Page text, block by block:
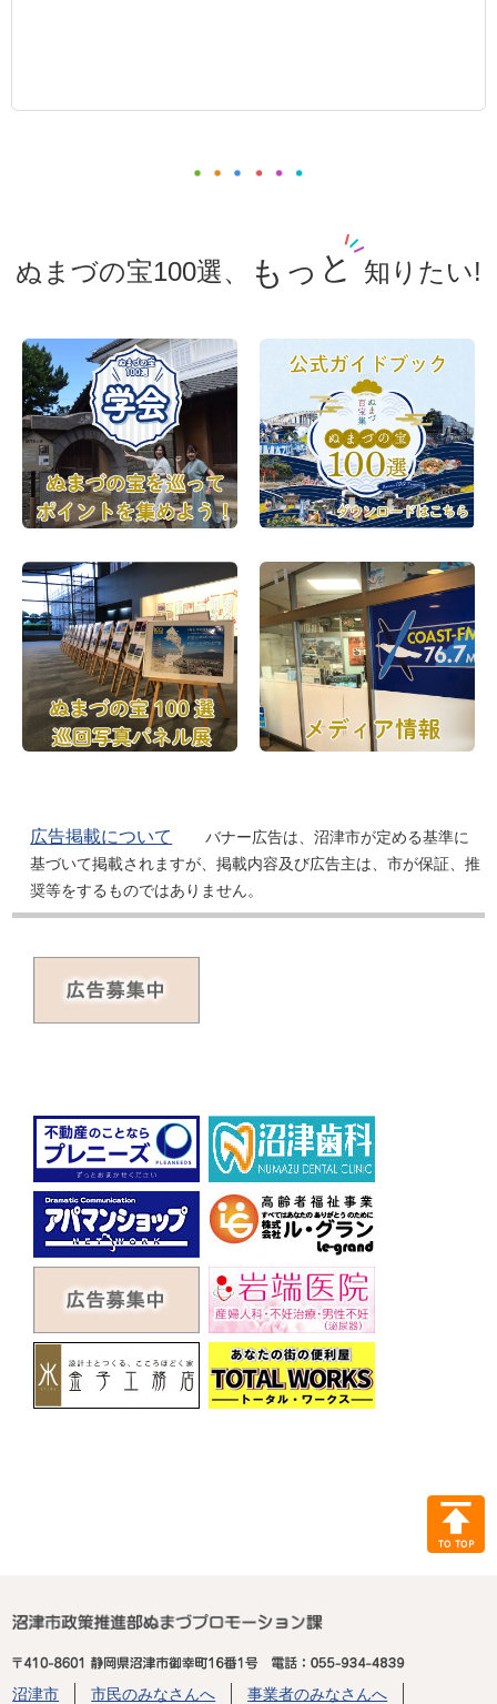
ぬまづの宝100選、 もっと 知りたい!
広告掲載について
バナー広告は、沼津市が定める基準に
基づいて掲載されますが、掲載内容及び広告主は、市が保証、推
奨等をするものではありません。
沼津市 市民のみなさんへ 事業者のみなさんへ